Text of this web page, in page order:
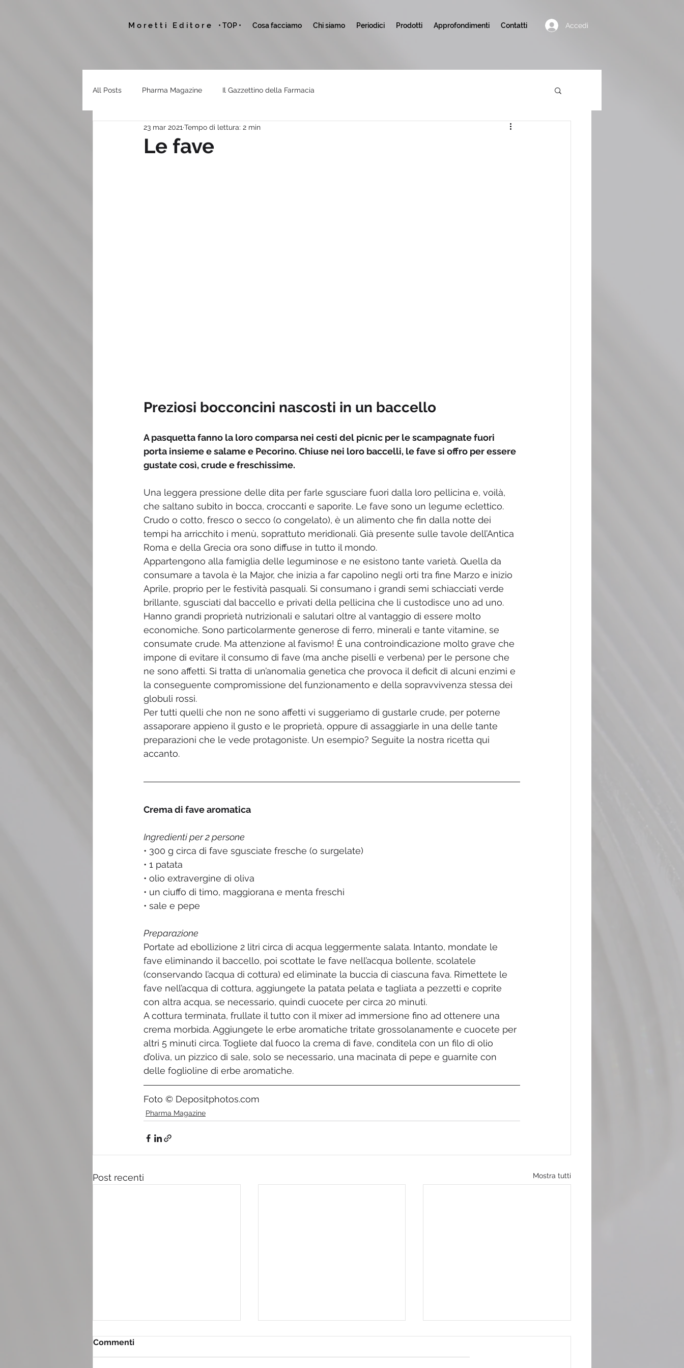
Moretti Editore • TOP • Cosa facciamo Chi siamo Periodici Prodotti Approfondimenti Contatti Accedi
All Posts Pharma Magazine Il Gazzettino della Farmacia
Le fave
23 mar 2021 Tempo di lettura: 2 min
Preziosi bocconcini nascosti in un baccello
A pasquetta fanno la loro comparsa nei cesti del picnic per le scampagnate fuori
porta insieme e salame e Pecorino. Chiuse nei loro baccelli, le fave si offro per essere
gustate così, crude e freschissime.
Una leggera pressione delle dita per farle sgusciare fuori dalla loro pellicina e, voilà,
che saltano subito in bocca, croccanti e saporite. Le fave sono un legume eclettico.
Crudo o cotto, fresco o secco (o congelato), è un alimento che fin dalla notte dei
tempi ha arricchito i menù, soprattuto meridionali. Già presente sulle tavole dell’Antica
Roma e della Grecia ora sono diffuse in tutto il mondo.
Appartengono alla famiglia delle leguminose e ne esistono tante varietà. Quella da
consumare a tavola è la Major, che inizia a far capolino negli orti tra fine Marzo e inizio
Aprile, proprio per le festività pasquali. Si consumano i grandi semi schiacciati verde
brillante, sgusciati dal baccello e privati della pellicina che li custodisce uno ad uno.
Hanno grandi proprietà nutrizionali e salutari oltre al vantaggio di essere molto
economiche. Sono particolarmente generose di ferro, minerali e tante vitamine, se
consumate crude. Ma attenzione al favismo! È una controindicazione molto grave che
impone di evitare il consumo di fave (ma anche piselli e verbena) per le persone che
ne sono affetti. Si tratta di un’anomalia genetica che provoca il deficit di alcuni enzimi e
la conseguente compromissione del funzionamento e della sopravvivenza stessa dei
globuli rossi.
Per tutti quelli che non ne sono affetti vi suggeriamo di gustarle crude, per poterne
assaporare appieno il gusto e le proprietà, oppure di assaggiarle in una delle tante
preparazioni che le vede protagoniste. Un esempio? Seguite la nostra ricetta qui
accanto.
Crema di fave aromatica
Ingredienti per 2 persone
• 300 g circa di fave sgusciate fresche (o surgelate)
• 1 patata
• olio extravergine di oliva
• un ciuffo di timo, maggiorana e menta freschi
• sale e pepe
Preparazione
Portate ad ebollizione 2 litri circa di acqua leggermente salata. Intanto, mondate le
fave eliminando il baccello, poi scottate le fave nell’acqua bollente, scolatele
(conservando l’acqua di cottura) ed eliminate la buccia di ciascuna fava. Rimettete le
fave nell’acqua di cottura, aggiungete la patata pelata e tagliata a pezzetti e coprite
con altra acqua, se necessario, quindi cuocete per circa 20 minuti.
A cottura terminata, frullate il tutto con il mixer ad immersione fino ad ottenere una
crema morbida. Aggiungete le erbe aromatiche tritate grossolanamente e cuocete per
altri 5 minuti circa. Togliete dal fuoco la crema di fave, conditela con un filo di olio
d’oliva, un pizzico di sale, solo se necessario, una macinata di pepe e guarnite con
delle foglioline di erbe aromatiche.
Foto © Depositphotos.com
Pharma Magazine
Post recenti Mostra tutti
Commenti